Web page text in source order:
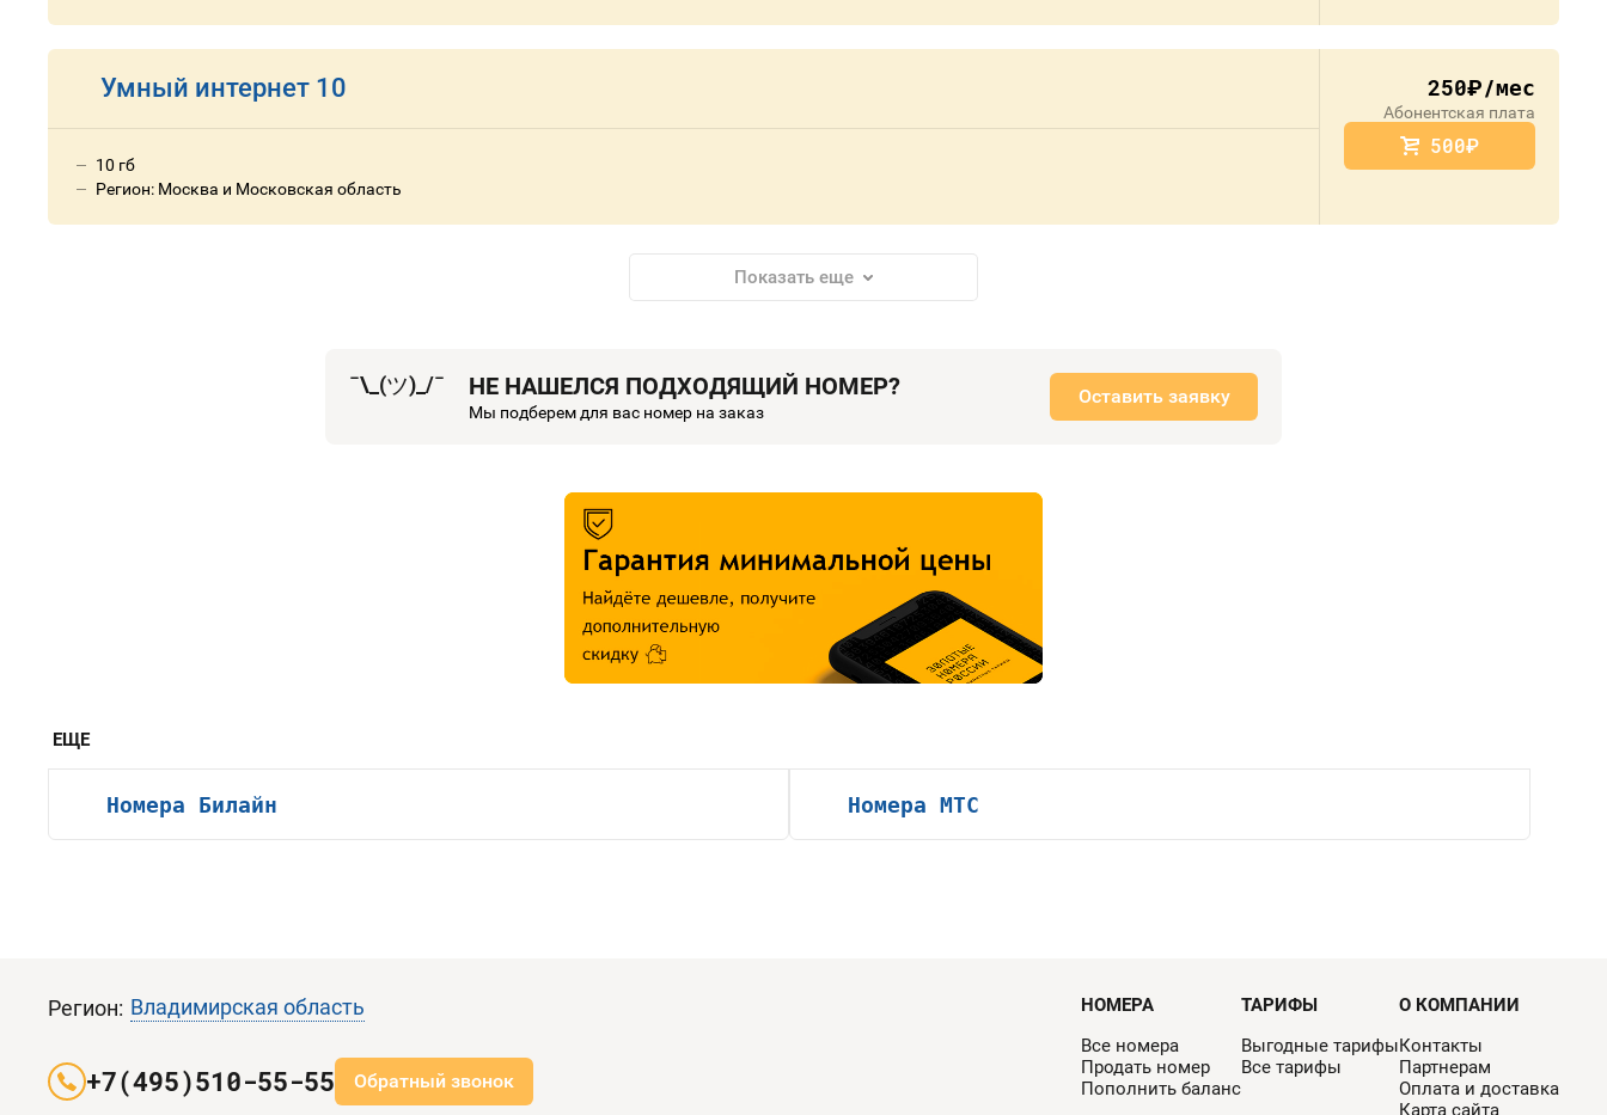
Умный интернет 10
10 гб
Регион: Москва и Московская область
250руб./мес
Абонентская плата
500руб.
Показать еще
¯\_(ツ)_/¯ НЕ НАШЕЛСЯ ПОДХОДЯЩИЙ НОМЕР?
Мы подберем для вас номер на заказ
Оставить заявку
ЕЩЕ
Номера Билайн Номера МТС
НОМЕРА
Все номера
Продать номер
Пополнить баланс
ТАРИФЫ
Выгодные тарифы
Все тарифы
О КОМПАНИИ
Контакты
Партнерам
Оплата и доставка
Карта сайта
Регион: Владимирская область
+7(495)510-55-55 Обратный звонок